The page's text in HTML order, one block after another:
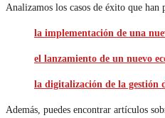
Analizamos los casos de éxito que han
la implementación de una
el lanzamiento de un nuevo
la digitalización de la gestión
Además, puedes encontrar artículos